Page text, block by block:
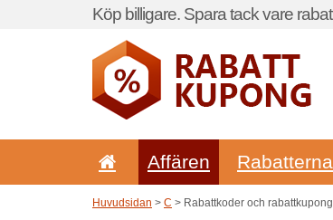
Köp billigare. Spara tack vare
Affären Rabatterna
Huvudsidan > C > Rabattkoder och